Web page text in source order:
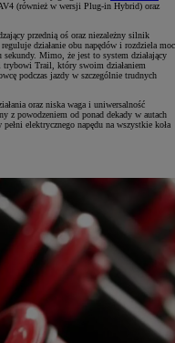
(również w wersji Plug-in Hybrid) oraz
przednią oś oraz niezależny silnik
działanie obu napędów i rozdziela moc
sekundy. Mimo, że jest to system działający
trybowi Trail, który swoim działaniem
podczas jazdy w szczególnie trudnych
oraz niska waga i uniwersalność
z powodzeniem od ponad dekady w autach
elektrycznego napędu na wszystkie koła